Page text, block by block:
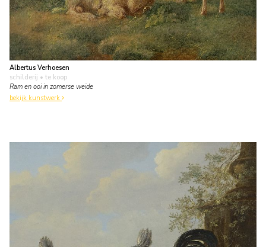
Albertus Verhoesen
schilderij • te koop
Ram en ooi in zomerse weide
bekijk kunstwerk